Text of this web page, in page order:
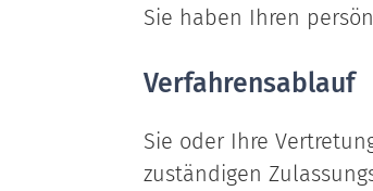
Sie haben Ihren
Verfahrensablauf
Sie oder Ihre
zuständigen